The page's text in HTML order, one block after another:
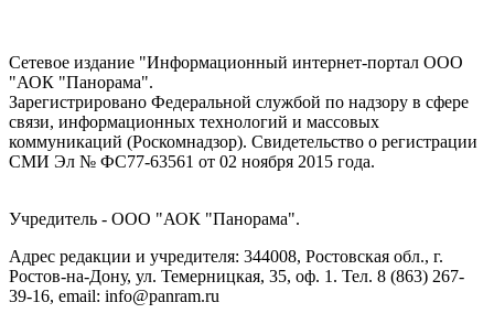
Сетевое издание "Информационный интернет-портал ООО
"АОК "Панорама".
Зарегистрировано Федеральной службой по надзору в сфере
связи, информационных технологий и массовых
коммуникаций (Роскомнадзор). Cвидетельство о регистрации
СМИ Эл № ФС77-63561 от 02 ноября 2015 года.
Учредитель - ООО "АОК "Панорама".
Адрес редакции и учредителя: 344008, Ростовская обл., г.
Ростов-на-Дону, ул. Темерницкая, 35, оф. 1. Тел. 8 (863) 267-
39-16, email: info@panram.ru